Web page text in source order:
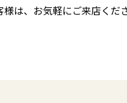
は、お気軽にご来店くだ